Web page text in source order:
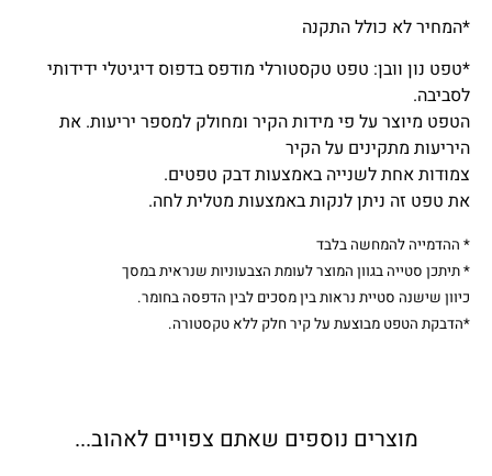
*המחיר לא כולל התקנה
*טפט נון וובן: טפט טקסטורלי מודפס בדפוס דיגיטלי ידידותי
לסביבה.
הטפט מיוצר על פי מידות הקיר ומחולק למספר יריעות. את
היריעות מתקינים על הקיר
צמודות אחת לשנייה באמצעות דבק טפטים.
את טפט זה ניתן לנקות באמצעות מטלית לחה.
* ההדמייה להמחשה בלבד
* תיתכן סטייה בגוון המוצר לעומת הצבעוניות שנראית במסך
כיוון שישנה סטיית נראות בין מסכים לבין הדפסה בחומר.
*הדבקת הטפט מבוצעת על קיר חלק ללא טקסטורה.
מוצרים נוספים שאתם צפויים לאהוב...